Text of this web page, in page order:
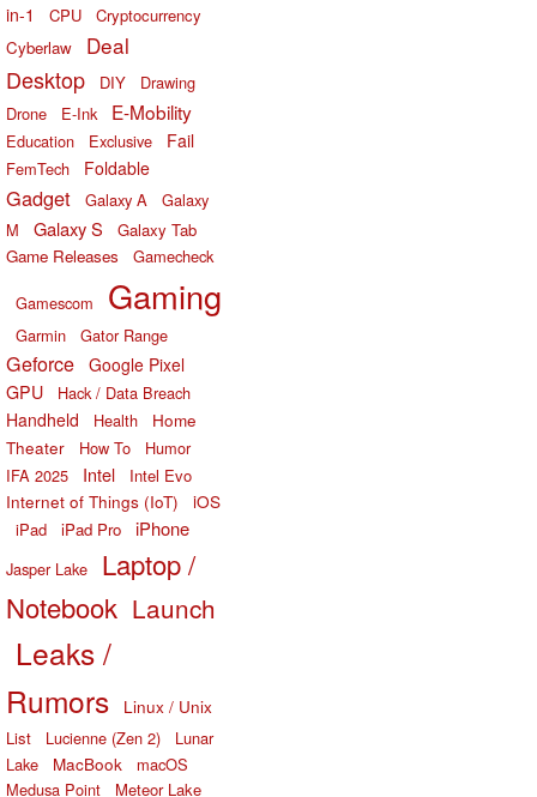
in-1
CPU
Cryptocurrency
Cyberlaw
Deal
Desktop DIY
Drawing
Drone
E-Ink E-Mobility
Education Exclusive Fail
FemTech Foldable
Gadget Galaxy A
Galaxy
M
Galaxy S
Galaxy Tab
Game Releases
Gamecheck
Gamescom Gaming
Garmin Gator Range
Geforce Google Pixel
GPU
Hack / Data Breach
Handheld Health
Home
Theater
How To
Humor
IFA 2025
Intel Intel Evo
Internet of Things (IoT) iOS
iPad iPad Pro iPhone
Jasper Lake
Laptop /
Notebook Launch
Leaks /
Rumors
Linux / Unix
List Lucienne (Zen 2)
Lunar
Lake
MacBook
macOS
Medusa Point
Meteor Lake